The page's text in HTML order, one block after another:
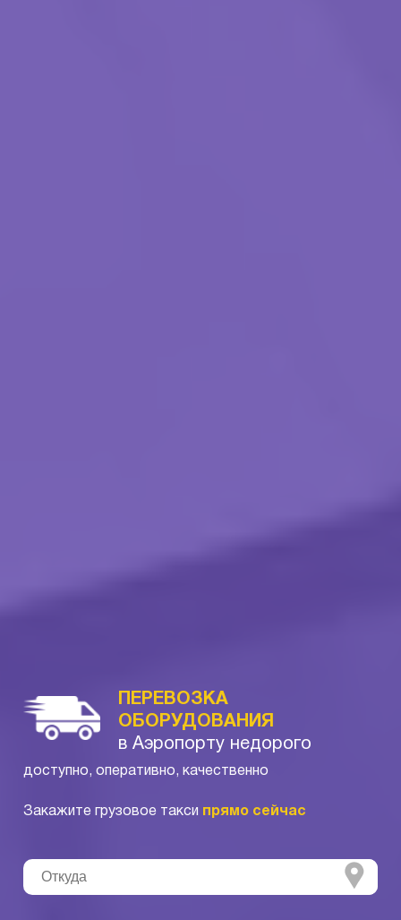
ПЕРЕВОЗКА
ОБОРУДОВАНИЯ
в Аэропорту недорого
доступно, оперативно, качественно
Закажите грузовое такси прямо сейчас